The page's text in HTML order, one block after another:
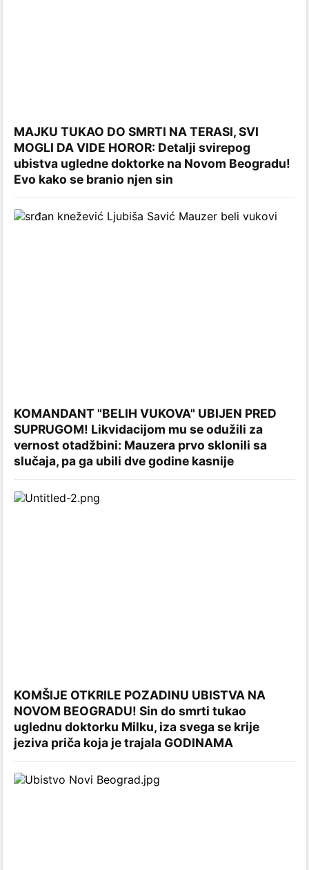
MAJKU TUKAO DO SMRTI NA TERASI, SVI
MOGLI DA VIDE HOROR: Detalji svirepog
ubistva ugledne doktorke na Novom Beogradu!
Evo kako se branio njen sin
KOMANDANT "BELIH VUKOVA" UBIJEN PRED
SUPRUGOM! Likvidacijom mu se odužili za
vernost otadžbini: Mauzera prvo sklonili sa
slučaja, pa ga ubili dve godine kasnije
KOMŠIJE OTKRILE POZADINU UBISTVA NA
NOVOM BEOGRADU! Sin do smrti tukao
uglednu doktorku Milku, iza svega se krije
jeziva priča koja je trajala GODINAMA